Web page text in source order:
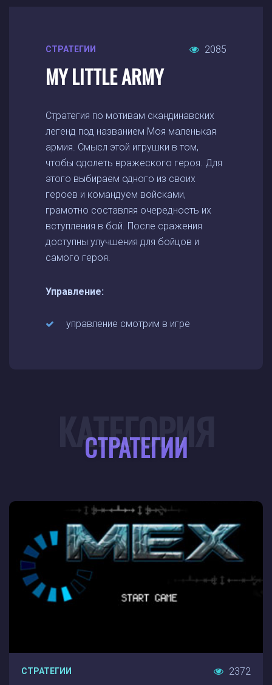
СТРАТЕГИИ 2085
MY LITTLE ARMY
Стратегия по мотивам скандинавских
легенд под названием Моя маленькая
армия. Смысл этой игрушки в том,
чтобы одолеть вражеского героя. Для
этого выбираем одного из своих
героев и командуем войсками,
грамотно составляя очередность их
вступления в бой. После сражения
доступны улучшения для бойцов и
самого героя.
Управление:
управление смотрим в игре
СТРАТЕГИИ
КАТЕГОРИЯ
СТРАТЕГИИ 2372